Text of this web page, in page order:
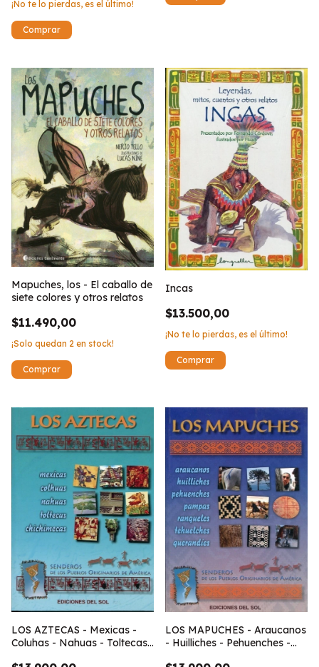
¡No te lo pierdas, es el último!
Mapuches, los - El caballo de
siete colores y otros relatos
$11.490,00
¡Solo quedan 2 en stock!
Incas
$13.500,00
¡No te lo pierdas, es el último!
LOS AZTECAS - Mexicas -
Coluhas - Nahuas - Toltecas
LOS MAPUCHES - Araucanos
- Huilliches - Pehuenches -